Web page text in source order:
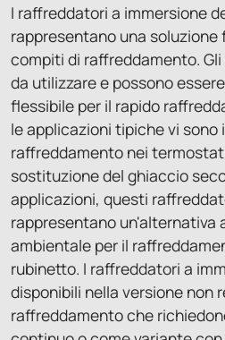
I raffreddatori a immersione
rappresentano una soluzione
compiti di raffreddamento.
da utilizzare e possono
flessibile per il rapido
le applicazioni tipiche vi sono
raffreddamento nei
sostituzione del ghiaccio
applicazioni, questi
rappresentano un'alternativa
ambientale per il
rubinetto. I raffreddatori a
disponibili nella versione non
raffreddamento che